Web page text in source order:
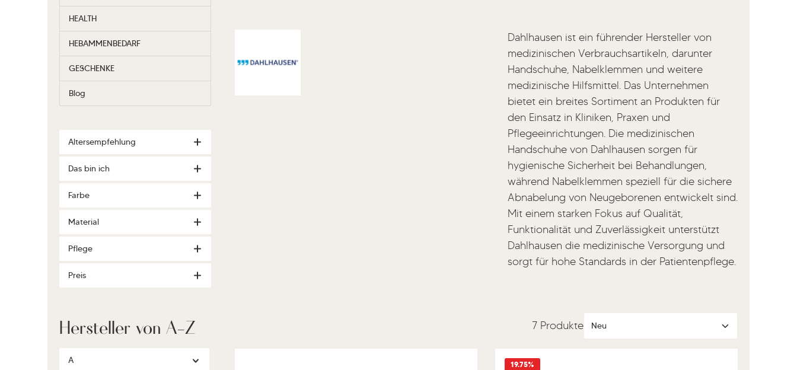
HEALTH
HEBAMMENBEDARF
GESCHENKE
Blog
Altersempfehlung
Das bin ich
Farbe
Material
Pflege
Preis
Hersteller von A-Z
A
Dahlhausen ist ein führender Hersteller von
medizinischen Verbrauchsartikeln, darunter
Handschuhe, Nabelklemmen und weitere
medizinische Hilfsmittel. Das Unternehmen
bietet ein breites Sortiment an Produkten für
den Einsatz in Kliniken, Praxen und
Pflegeeinrichtungen. Die medizinischen
Handschuhe von Dahlhausen sorgen für
hygienische Sicherheit bei Behandlungen,
während Nabelklemmen speziell für die sichere
Abnabelung von Neugeborenen entwickelt sind.
Mit einem starken Fokus auf Qualität,
Funktionalität und Zuverlässigkeit unterstützt
Dahlhausen die medizinische Versorgung und
sorgt für hohe Standards in der Patientenpflege.
7 Produkte
19.75%